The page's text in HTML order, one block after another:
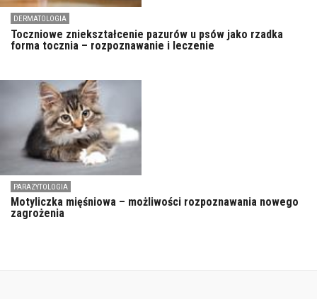
DERMATOLOGIA
Toczniowe zniekształcenie pazurów u psów jako rzadka
forma tocznia – rozpoznawanie i leczenie
PARAZYTOLOGIA
Motyliczka mięśniowa – możliwości rozpoznawania nowego
zagrożenia